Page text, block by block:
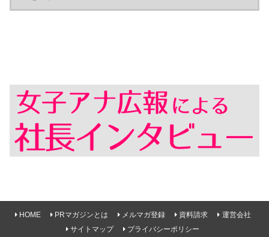
HOME PRマガジンとは メルマガ登録 資料請求
運営会社
サイトマップ
プライバシーポリシー